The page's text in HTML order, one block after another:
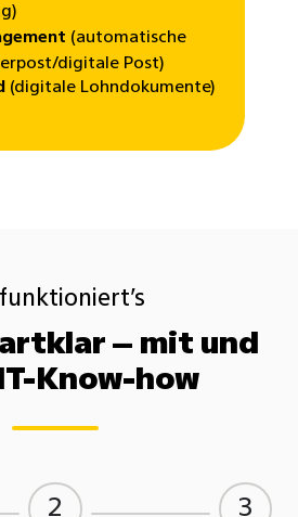
(automatische
digitale Post)
(digitale Lohndokumente)
– mit und
Know-how
2 3